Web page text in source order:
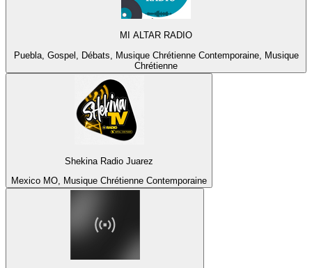
MI ALTAR RADIO
Puebla, Gospel, Débats, Musique Chrétienne Contemporaine, Musique
Chrétienne
Shekina Radio Juarez
Mexico MO, Musique Chrétienne Contemporaine